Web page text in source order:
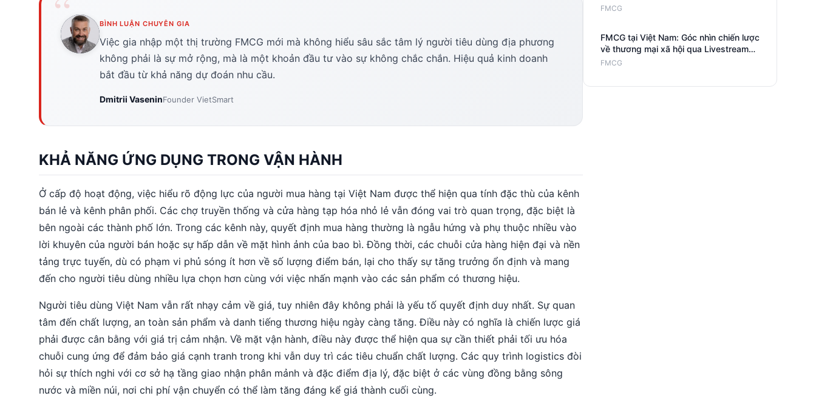
BÌNH LUẬN CHUYÊN GIA
Việc gia nhập một thị trường FMCG mới mà không hiểu sâu sắc tâm lý người tiêu dùng địa phương
không phải là sự mở rộng, mà là một khoản đầu tư vào sự không chắc chắn. Hiệu quả kinh doanh
bắt đầu từ khả năng dự đoán nhu cầu.
Dmitrii VaseninFounder VietSmart
KHẢ NĂNG ỨNG DỤNG TRONG VẬN HÀNH
Ở cấp độ hoạt động, việc hiểu rõ động lực của người mua hàng tại Việt Nam được thể hiện qua tính đặc thù của kênh
bán lẻ và kênh phân phối. Các chợ truyền thống và cửa hàng tạp hóa nhỏ lẻ vẫn đóng vai trò quan trọng, đặc biệt là
bên ngoài các thành phố lớn. Trong các kênh này, quyết định mua hàng thường là ngẫu hứng và phụ thuộc nhiều vào
lời khuyên của người bán hoặc sự hấp dẫn về mặt hình ảnh của bao bì. Đồng thời, các chuỗi cửa hàng hiện đại và nền
tảng trực tuyến, dù có phạm vi phủ sóng ít hơn về số lượng điểm bán, lại cho thấy sự tăng trưởng ổn định và mang
đến cho người tiêu dùng nhiều lựa chọn hơn cùng với việc nhấn mạnh vào các sản phẩm có thương hiệu.
Người tiêu dùng Việt Nam vẫn rất nhạy cảm về giá, tuy nhiên đây không phải là yếu tố quyết định duy nhất. Sự quan
tâm đến chất lượng, an toàn sản phẩm và danh tiếng thương hiệu ngày càng tăng. Điều này có nghĩa là chiến lược giá
phải được cân bằng với giá trị cảm nhận. Về mặt vận hành, điều này được thể hiện qua sự cần thiết phải tối ưu hóa
chuỗi cung ứng để đảm bảo giá cạnh tranh trong khi vẫn duy trì các tiêu chuẩn chất lượng. Các quy trình logistics đòi
hỏi sự thích nghi với cơ sở hạ tầng giao nhận phân mảnh và đặc điểm địa lý, đặc biệt ở các vùng đồng bằng sông
nước và miền núi, nơi chi phí vận chuyển có thể làm tăng đáng kể giá thành cuối cùng.
hàng và thu hồi doanh thu
FMCG
FMCG tại Việt Nam: Góc nhìn chiến lược
về thương mại xã hội qua Livestream
và TikTok
FMCG